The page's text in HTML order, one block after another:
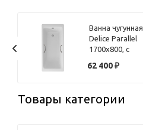
Ванна чугунная
Delice Parallel
1700х800, с
62 400₽
Товары категории